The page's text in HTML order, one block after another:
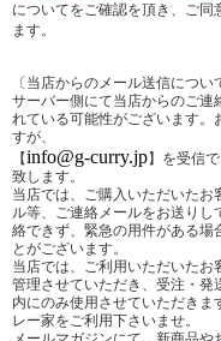
についてをご確認を頂き、ご同
ます。
〔当店からのメール送信につい
サーバー側にて当店からのご連
れている可能性がございます。
すが、
【info@g-curry.jp】を受信
致します。
当店では、ご購入いただいたお
ル等、ご連絡メールをお送りし
絡できず、緊急の用件がある場
とがございます。
当店では、ご利用いただいたお
管理させていただき、受注・発
内にのみ使用させていただきま
レー家をご利用下さいませ。